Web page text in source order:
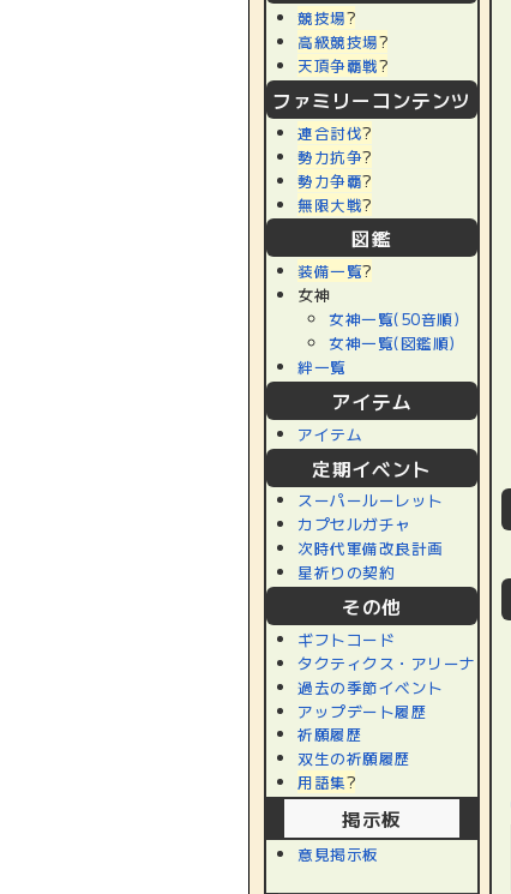
競技場?
高級競技場?
天頂争覇戦?
ファミリーコンテンツ
連合討伐?
勢力抗争?
勢力争覇?
無限大戦?
図鑑
装備一覧?
女神
女神一覧(50音順)
女神一覧(図鑑順)
絆一覧
アイテム
アイテム
定期イベント
スーパールーレット
カプセルガチャ
次時代軍備改良計画
星祈りの契約
その他
ギフトコード
タクティクス・アリーナ
過去の季節イベント
アップデート履歴
祈願履歴
双生の祈願履歴
用語集?
掲示板
意見掲示板